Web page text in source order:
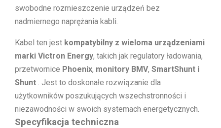
swobodne rozmieszczenie urządzeń bez
nadmiernego naprężania kabli.
Kabel ten jest kompatybilny z wieloma urządzeniami
marki Victron Energy, takich jak regulatory ładowania,
przetwornice Phoenix, monitory BMV, SmartShunt i
Shunt . Jest to doskonałe rozwiązanie dla
użytkowników poszukujących wszechstronności i
niezawodności w swoich systemach energetycznych.
Specyfikacja techniczna